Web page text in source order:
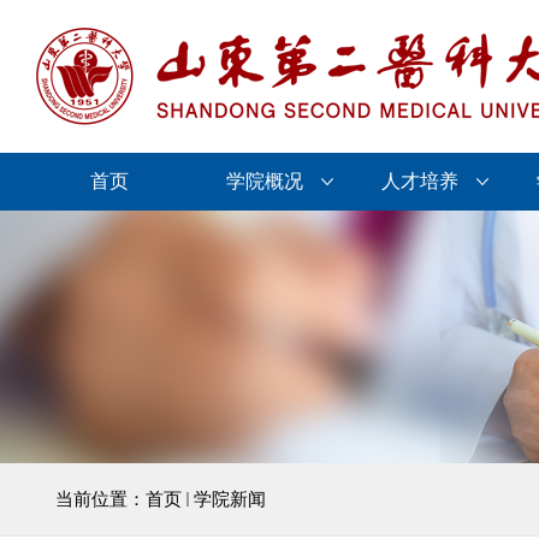
首页 学院概况 人才培养
当前位置：首页 学院新闻